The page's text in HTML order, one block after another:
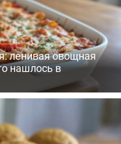
ленивая овощная
нашлось в